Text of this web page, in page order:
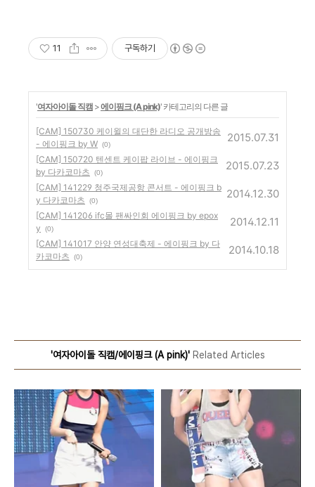
11 구독하기
'여자아이돌 직캠 >에이핑크 (A pink)' 카테고리의 다른 글
[CAM] 150730 케이윌의 대단한 라디오 공개방송
- 에이핑크 by W (0)
2015.07.31
[CAM] 150720 텐센트 케이팝 라이브 - 에이핑크
by 다카코마츠
(0)
2015.07.23
[CAM] 141229 청주국제공항 콘서트 - 에이핑크 b
y 다카코마츠
(0)
2014.12.30
[CAM] 141206 ifc몰 팬싸인회 에이핑크 by epox
y
(0)
2014.12.11
[CAM] 141017 안양 연성대축제 - 에이핑크 by 다
카코마츠
(0)
2014.10.18
'여자아이돌 직캠/에이핑크 (A pink)'Related Articles